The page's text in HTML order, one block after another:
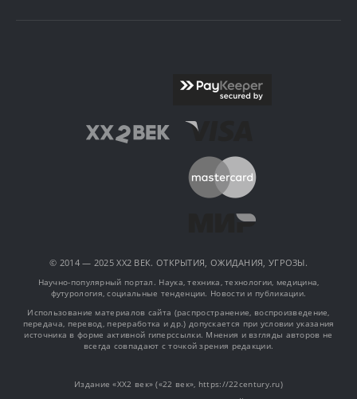
© 2014 — 2025 XX2 ВЕК. ОТКРЫТИЯ, ОЖИДАНИЯ, УГРОЗЫ.
Научно-популярный портал. Наука, техника, технологии, медицина,
футурология, социальные тенденции. Новости и публикации.
Использование материалов сайта (распространение, воспроизведение,
передача, перевод, переработка и др.) допускается при условии указания
источника в форме активной гиперссылки. Мнения и взгляды авторов не
всегда совпадают с точкой зрения редакции.
Издание «XX2 век» («22 век», https://22century.ru)